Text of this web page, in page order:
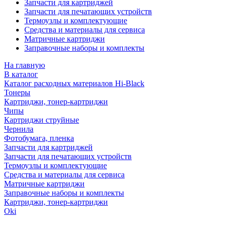
Запчасти для картриджей
Запчасти для печатающих устройств
Термоузлы и комплектующие
Средства и материалы для сервиса
Матричные картриджи
Заправочные наборы и комплекты
На главную
В каталог
Каталог расходных материалов Hi-Black
Тонеры
Картриджи, тонер-картриджи
Чипы
Картриджи струйные
Чернила
Фотобумага, пленка
Запчасти для картриджей
Запчасти для печатающих устройств
Термоузлы и комплектующие
Средства и материалы для сервиса
Матричные картриджи
Заправочные наборы и комплекты
Картриджи, тонер-картриджи
Oki